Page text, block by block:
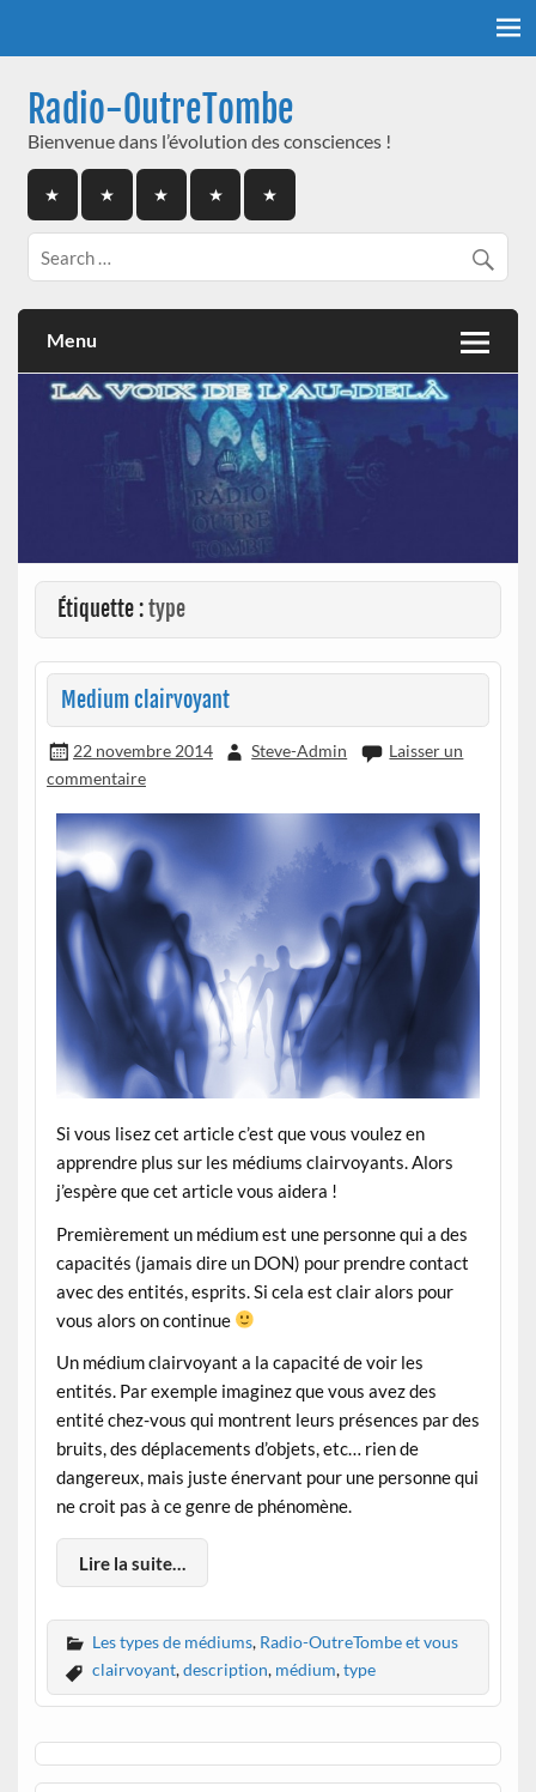
Radio-OutreTombe
Bienvenue dans l’évolution des consciences !
Menu
Étiquette :type
Medium clairvoyant
22 novembre 2014 Steve-Admin
Laisser un
commentaire
Si vous lisez cet article c’est que vous voulez en
apprendre plus sur les médiums clairvoyants. Alors
j’espère que cet article vous aidera !
Premièrement un médium est une personne qui a des
capacités (jamais dire un DON) pour prendre contact
avec des entités, esprits. Si cela est clair alors pour
vous alors on continue
Un médium clairvoyant a la capacité de voir les
entités. Par exemple imaginez que vous avez des
entité chez-vous qui montrent leurs présences par des
bruits, des déplacements d’objets, etc… rien de
dangereux, mais juste énervant pour une personne qui
ne croit pas à ce genre de phénomène.
Lire la suite…
Les types de médiums, Radio-OutreTombe et vous
clairvoyant,description, médium,type